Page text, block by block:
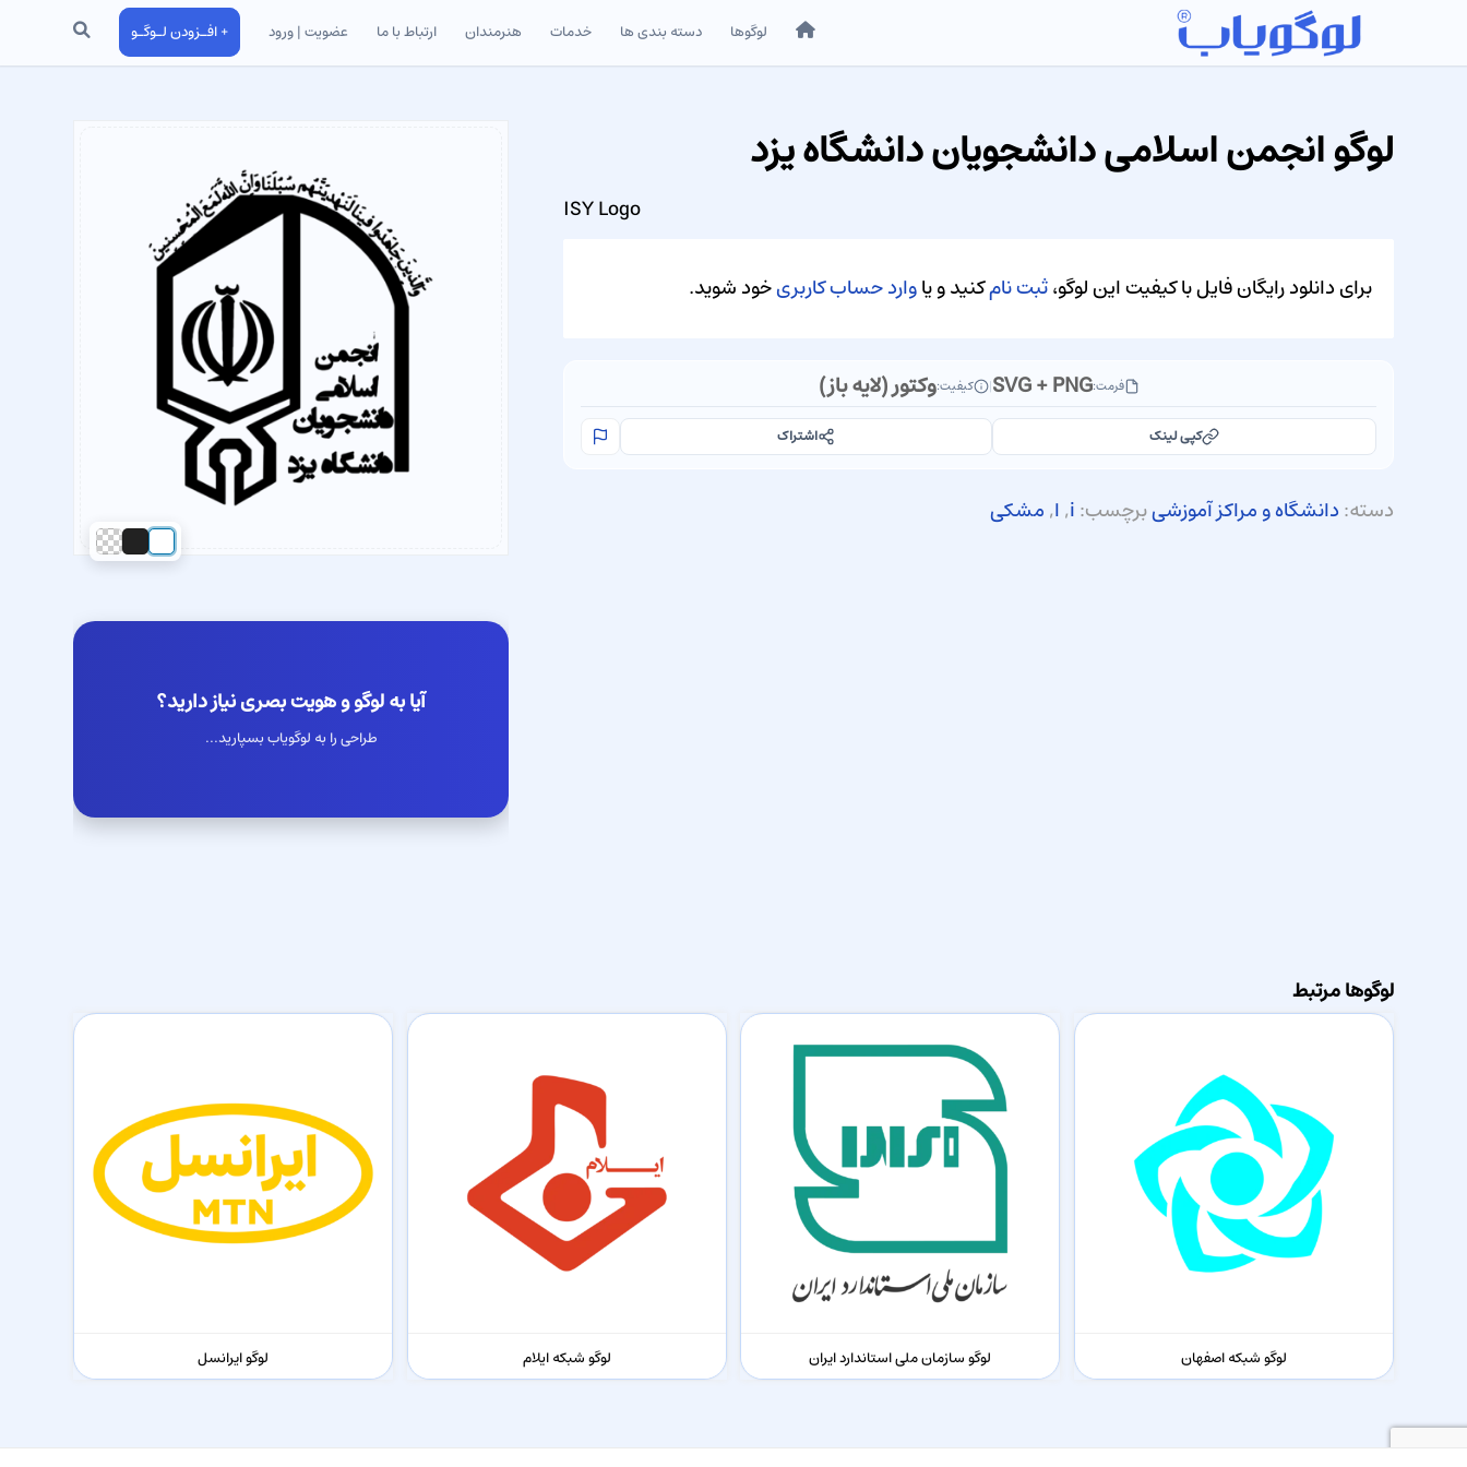
خانه لوگوها دسته بندی ها خدمات هنرمندان ارتباط با ما عضویت | ورود + افـزودن لـوگـو جستجو
آیا به لوگو و هویت بصری نیاز دارید؟
طراحی را به لوگویاب بسپارید...
لوگو انجمن اسلامی دانشجویان دانشگاه یزد
ISY Logo
برای دانلود رایگان فایل با کیفیت این لوگو،ثبت نامکنید و یاوارد حساب کاربریخود شوید.
فرمت:SVG + PNG
| کیفیت:وکتور (لایه باز)
کپی لینک اشتراک
دسته:دانشگاه و مراکز آموزشیبرچسب:i
,ا,مشکی
لوگوها مرتبط
لوگو شبکه اصفهان لوگو سازمان ملی استاندارد ایران لوگو شبکه ایلام لوگو ایرانسل